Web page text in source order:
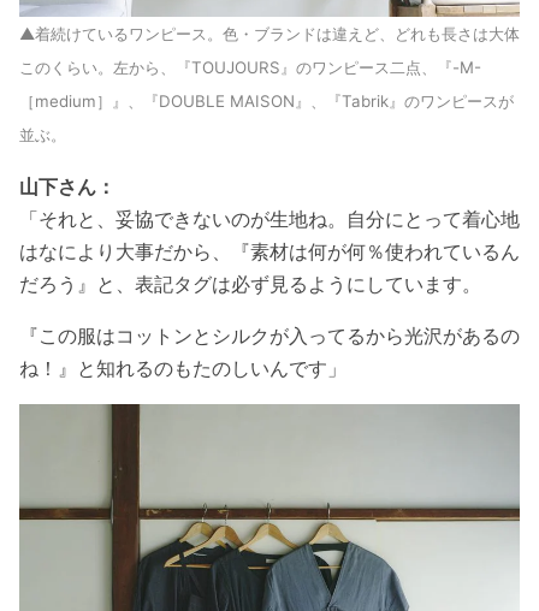
▲着続けているワンピース。色・ブランドは違えど、どれも長さは大体
このくらい。左から、『TOUJOURS』のワンピース二点、『-M-
［medium］』、『DOUBLE MAISON』、『Tabrik』のワンピースが
並ぶ。
山下さん：
「それと、妥協できないのが生地ね。自分にとって着心地
はなにより大事だから、『素材は何が何％使われているん
だろう』と、表記タグは必ず見るようにしています。
『この服はコットンとシルクが入ってるから光沢があるの
ね！』と知れるのもたのしいんです」